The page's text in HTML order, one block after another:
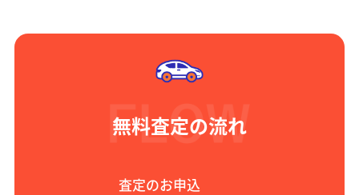
無料査定の流れ
査定のお申込